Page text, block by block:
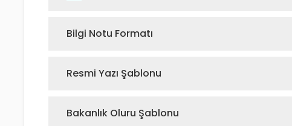
Bilgi Notu Formatı
Resmi Yazı Şablonu
Bakanlık Oluru Şablonu